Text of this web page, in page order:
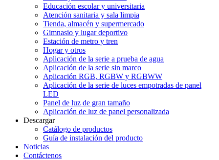
Educación escolar y universitaria
Atención sanitaria y sala limpia
Tienda, almacén y supermercado
Gimnasio y lugar deportivo
Estación de metro y tren
Hogar y otros
Aplicación de la serie a prueba de agua
Aplicación de la serie sin marco
Aplicación RGB, RGBW y RGBWW
Aplicación de la serie de luces empotradas de panel
LED
Panel de luz de gran tamaño
Aplicación de luz de panel personalizada
Descargar
Catálogo de productos
Guía de instalación del producto
Noticias
Contáctenos